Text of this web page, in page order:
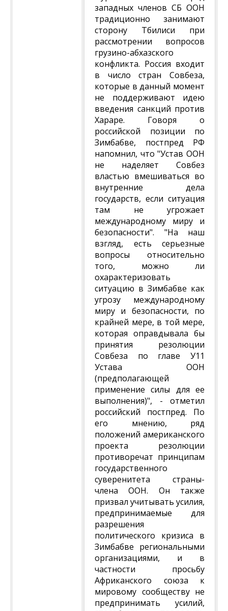
западных членов СБ ООН
традиционно занимают
сторону Тбилиси при
рассмотрении вопросов
грузино-абхазского
конфликта. Россия входит
в число стран Совбеза,
которые в данный момент
не поддерживают идею
введения санкций против
Хараре. Говоря о
российской позиции по
Зимбабве, постпред РФ
напомнил, что "Устав ООН
не наделяет Совбез
властью вмешиваться во
внутренние дела
государств, если ситуация
там не угрожает
международному миру и
безопасности". "На наш
взгляд, есть серьезные
вопросы относительно
того, можно ли
охарактеризовать
ситуацию в Зимбабве как
угрозу международному
миру и безопасности, по
крайней мере, в той мере,
которая оправдывала бы
принятия резолюции
Совбеза по главе У11
Устава ООН
(предполагающей
применение силы для ее
выполнения)", - отметил
российский постпред. По
его мнению, ряд
положений американского
проекта резолюции
противоречат принципам
государственного
суверенитета страны-
члена ООН. Он также
призвал учитывать усилия,
предпринимаемые для
разрешения
политического кризиса в
Зимбабве региональными
организациями, и в
частности просьбу
Африканского союза к
мировому сообществу не
предпринимать усилий,